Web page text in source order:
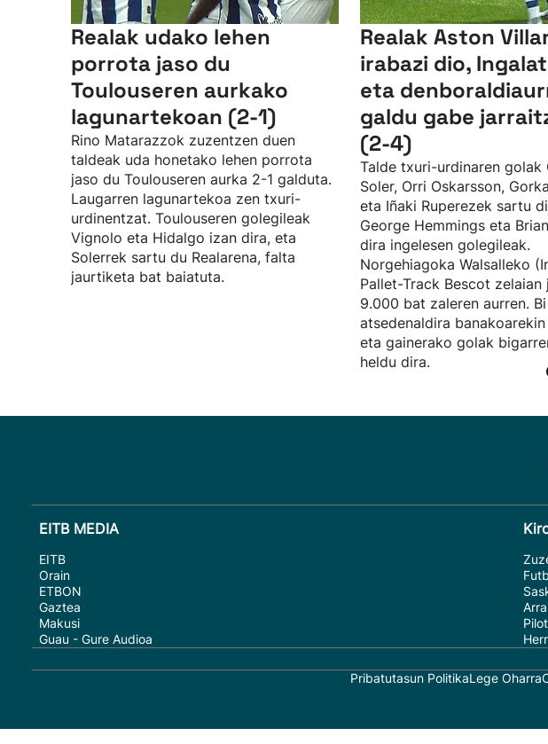
Realak udako lehen
porrota jaso du
Toulouseren aurkako
lagunartekoan (2-1)
Rino Matarazzok zuzentzen duen
taldeak uda honetako lehen porrota
jaso du Toulouseren aurka 2-1 galduta.
Laugarren lagunartekoa zen txuri-
urdinentzat. Toulouseren golegileak
Vignolo eta Hidalgo izan dira, eta
Solerrek sartu du Realarena, falta
jaurtiketa bat baiatuta.
Realak Aston
irabazi dio,
eta
galdu gabe
(2-4)
Talde txuri-urdinaren golak
Soler, Orri Oskarsson,
eta Iñaki Ruperezek sartu
George Hemmings eta
dira ingelesen golegileak.
Norgehiagoka Walsalleko
Pallet-Track Bescot zelaian
9.000 bat zaleren aurren.
atsedenaldira
eta gainerako golak
heldu dira.
EITB MEDIA
EITB
Orain
ETBON
Gaztea
Makusi
Guau - Gure Audioa
Pribatutasun PolitikaLege Oharra